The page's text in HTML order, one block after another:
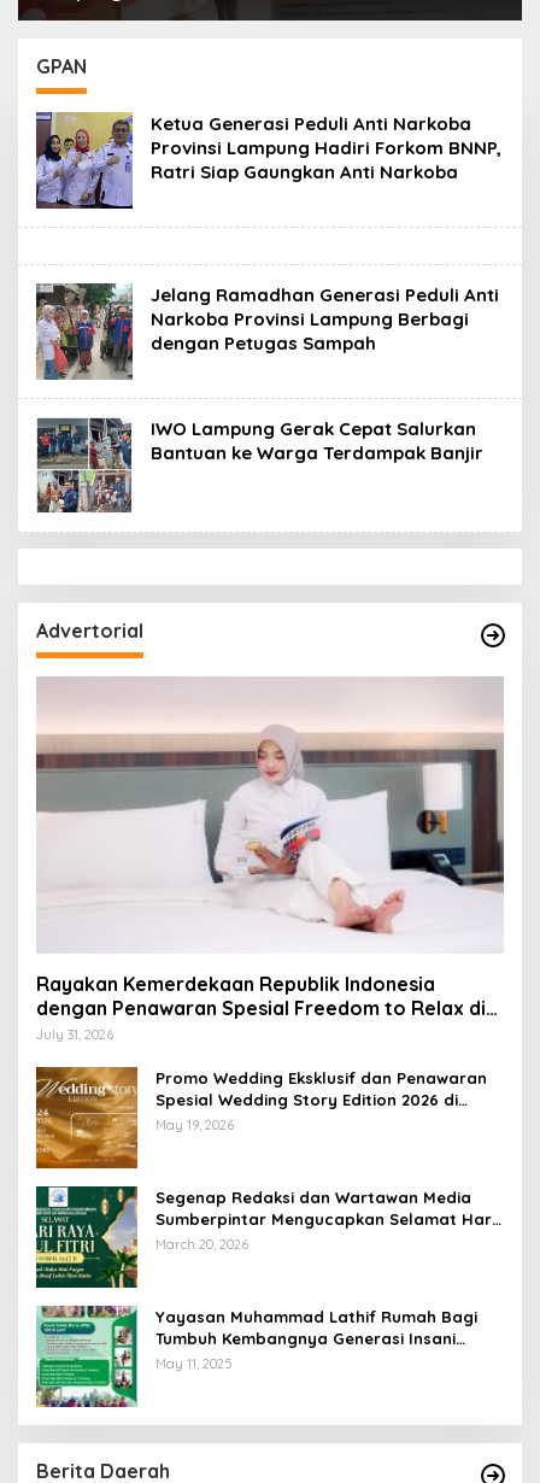
Pelayanan Publik,
Terlayani Secara
Profesional
Berpindah Tangan
GPAN
Ketua Generasi Peduli Anti Narkoba
Provinsi Lampung Hadiri Forkom BNNP,
Ratri Siap Gaungkan Anti Narkoba
Jelang Ramadhan Generasi Peduli Anti
Narkoba Provinsi Lampung Berbagi
dengan Petugas Sampah
IWO Lampung Gerak Cepat Salurkan
Bantuan ke Warga Terdampak Banjir
Advertorial
Rayakan Kemerdekaan Republik Indonesia
dengan Penawaran Spesial Freedom to Relax di
Holiday Inn Lampung Bukit Randu
July 31, 2026
Promo Wedding Eksklusif dan Penawaran
Spesial Wedding Story Edition 2026 di
Swiss-Belhotel Lampung
May 19, 2026
Segenap Redaksi dan Wartawan Media
Sumberpintar Mengucapkan Selamat Hari
Raya Idul Fitri 1447 Hijriyah / 2026 M
March 20, 2026
Yayasan Muhammad Lathif Rumah Bagi
Tumbuh Kembangnya Generasi Insani
Cerdas dan Berkarakter
May 11, 2025
Berita Daerah